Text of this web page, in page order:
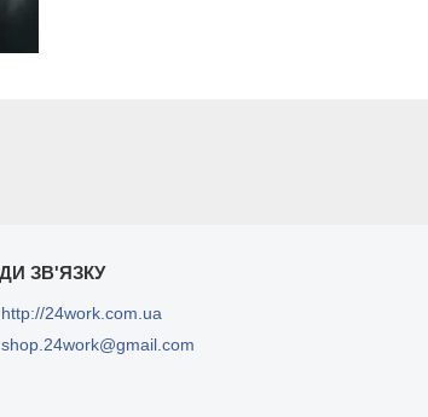
http://24work.com.ua
shop.24work@gmail.com